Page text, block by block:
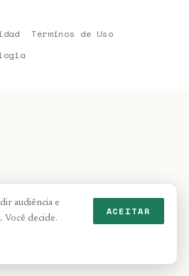
Términos de Uso
audiência e
Você decide.
ACEITAR